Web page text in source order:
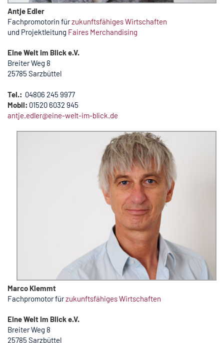
Antje Edler
Fachpromotorin fürzukunftsfähiges Wirtschaften
und Projektleitung Faires Merchandising
Eine Welt im Blick e.V.
Breiter Weg 8
25785 Sarzbüttel
Tel.: 04806 245 9977
Mobil: 01520 6032 945
antje.edler@eine-welt-im-blick.de
Marco Klemmt
Fachpromotor fürzukunftsfähiges Wirtschaften
Eine Welt im Blick e.V.
Breiter Weg 8
25785 Sarzbüttel